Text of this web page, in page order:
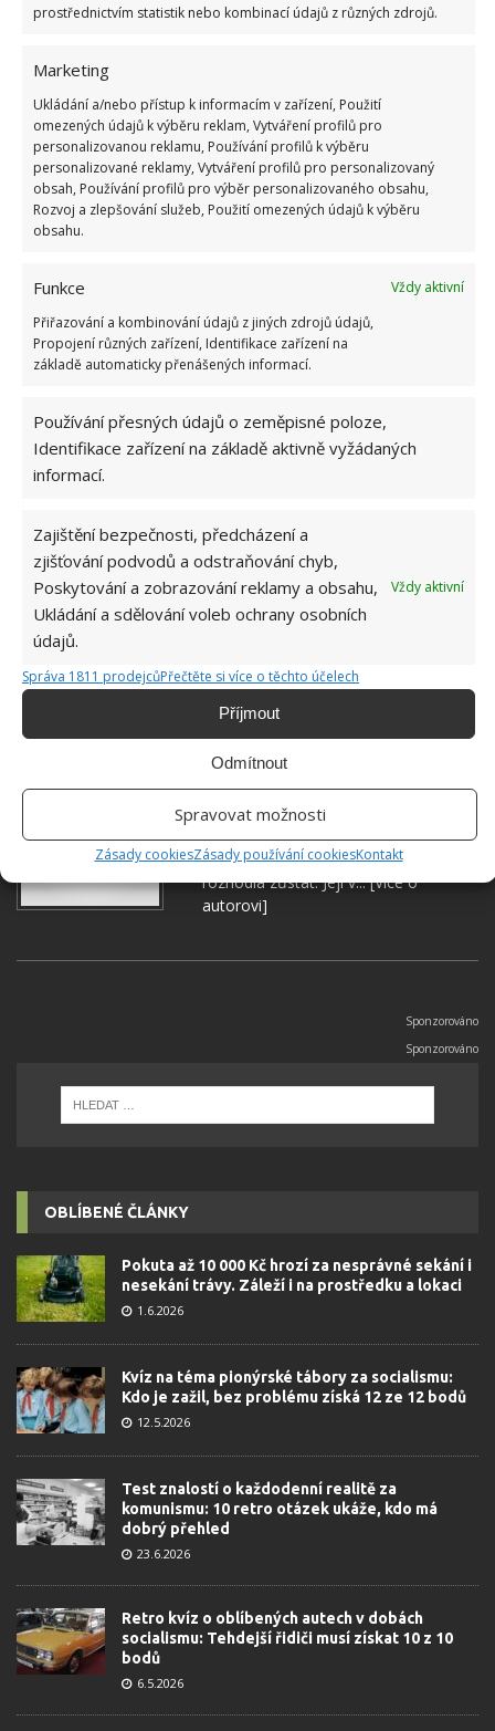
prostřednictvím statistik nebo kombinací údajů z různých zdrojů.
Marketing
Ukládání a/nebo přístup k informacím v zařízení, Použití
omezených údajů k výběru reklam, Vytváření profilů pro
personalizovanou reklamu, Používání profilů k výběru
personalizované reklamy, Vytváření profilů pro personalizovaný
obsah, Používání profilů pro výběr personalizovaného obsahu,
Rozvoj a zlepšování služeb, Použití omezených údajů k výběru
obsahu.
Funkce
Vždy aktivní
Přiřazování a kombinování údajů z jiných zdrojů údajů,
Propojení různých zařízení, Identifikace zařízení na
základě automaticky přenášených informací.
Používání přesných údajů o zeměpisné poloze,
Identifikace zařízení na základě aktivně vyžádaných
informací.
Zajištění bezpečnosti, předcházení a
zjišťování podvodů a odstraňování chyb,
Poskytování a zobrazování reklamy a obsahu,
Ukládání a sdělování voleb ochrany osobních
údajů.
Vždy aktivní
Správa 1811 prodejcůPřečtěte si více o těchto účelech
Příjmout
Odmítnout
Spravovat možnosti
Zásady cookiesZásady používání cookiesKontakt
Hana Musilová
Do redakce Bydlimeutulne.cz se
přidala během svých studií a práce
redaktorky ji tak nadchla, že se
rozhodla zůstat. Její v...[Více o
autorovi]
OBLÍBENÉ ČLÁNKY
Pokuta až 10 000 Kč hrozí za nesprávné sekání i
nesekání trávy. Záleží i na prostředku a lokaci
1.6.2026
Kvíz na téma pionýrské tábory za socialismu:
Kdo je zažil, bez problému získá 12 ze 12 bodů
12.5.2026
Test znalostí o každodenní realitě za
komunismu: 10 retro otázek ukáže, kdo má
dobrý přehled
23.6.2026
Retro kvíz o oblíbených autech v dobách
socialismu: Tehdejší řidiči musí získat 10 z 10
bodů
6.5.2026